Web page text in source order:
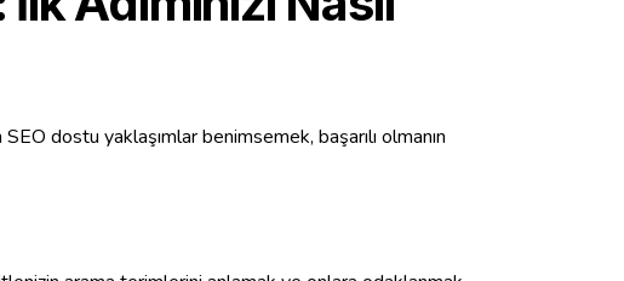
dostu yaklaşımlar benimsemek, başarılı olmanın